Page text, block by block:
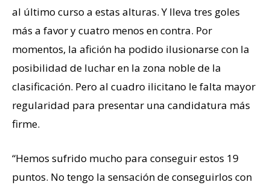
al último curso a estas alturas. Y lleva tres goles
más a favor y cuatro menos en contra. Por
momentos, la afición ha podido ilusionarse con la
posibilidad de luchar en la zona noble de la
clasificación. Pero al cuadro ilicitano le falta mayor
regularidad para presentar una candidatura más
firme.
“Hemos sufrido mucho para conseguir estos 19
puntos. No tengo la sensación de conseguirlos con